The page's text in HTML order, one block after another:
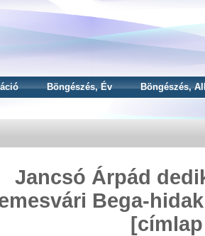
Böngészés, Év
Böngészés,
Jancsó Árpád
Bega-